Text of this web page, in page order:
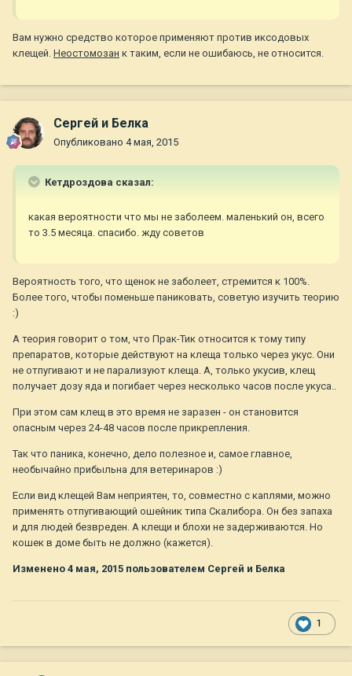
Вам нужно средство которое применяют против иксодовых
клещей. Неостомозан к таким, если не ошибаюсь, не относится.
Сергей и Белка
Опубликовано 4 мая, 2015
Кетдроздова сказал:
какая вероятности что мы не заболеем. маленький он, всего
то 3.5 месяца. спасибо. жду советов
Вероятность того, что щенок не заболеет, стремится к 100%.
Более того, чтобы поменьше паниковать, советую изучить теорию
:)
А теория говорит о том, что Прак-Тик относится к тому типу
препаратов, которые действуют на клеща только через укус. Они
не отпугивают и не парализуют клеща. А, только укусив, клещ
получает дозу яда и погибает через несколько часов после укуса..
При этом сам клещ в это время не заразен - он становится
опасным через 24-48 часов после прикрепления.
Так что паника, конечно, дело полезное и, самое главное,
необычайно прибыльна для ветеринаров :)
Если вид клещей Вам неприятен, то, совместно с каплями, можно
применять отпугивающий ошейник типа Скалибора. Он без запаха
и для людей безвреден. А клещи и блохи не задерживаются. Но
кошек в доме быть не должно (кажется).
Изменено 4 мая, 2015 пользователем Сергей и Белка
1